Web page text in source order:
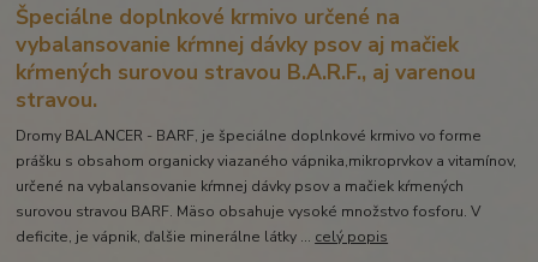
Špeciálne doplnkové krmivo určené na
vybalansovanie kŕmnej dávky psov aj mačiek
kŕmených surovou stravou B.A.R.F., aj varenou
stravou.
Dromy BALANCER - BARF, je špeciálne doplnkové krmivo vo forme
prášku s obsahom organicky viazaného vápnika,mikroprvkov a vitamínov,
určené na vybalansovanie kŕmnej dávky psov a mačiek kŕmených
surovou stravou BARF. Mäso obsahuje vysoké množstvo fosforu. V
deficite, je vápnik, ďalšie minerálne látky ... celý popis